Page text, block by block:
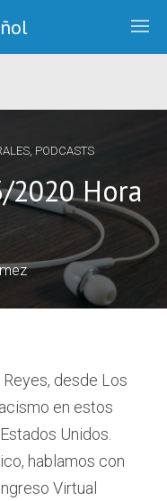
, PODCASTS
2020 Hora
desde Los
en estos
Unidos.
hablamos con
Virtual